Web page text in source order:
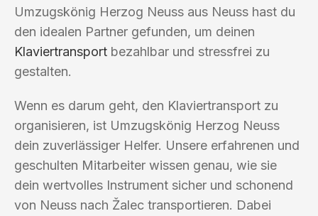
Umzugskönig Herzog Neuss aus Neuss hast du
den idealen Partner gefunden, um deinen
Klaviertransport bezahlbar und stressfrei zu
gestalten.
Wenn es darum geht, den Klaviertransport zu
organisieren, ist Umzugskönig Herzog Neuss
dein zuverlässiger Helfer. Unsere erfahrenen und
geschulten Mitarbeiter wissen genau, wie sie
dein wertvolles Instrument sicher und schonend
von Neuss nach Žalec transportieren. Dabei